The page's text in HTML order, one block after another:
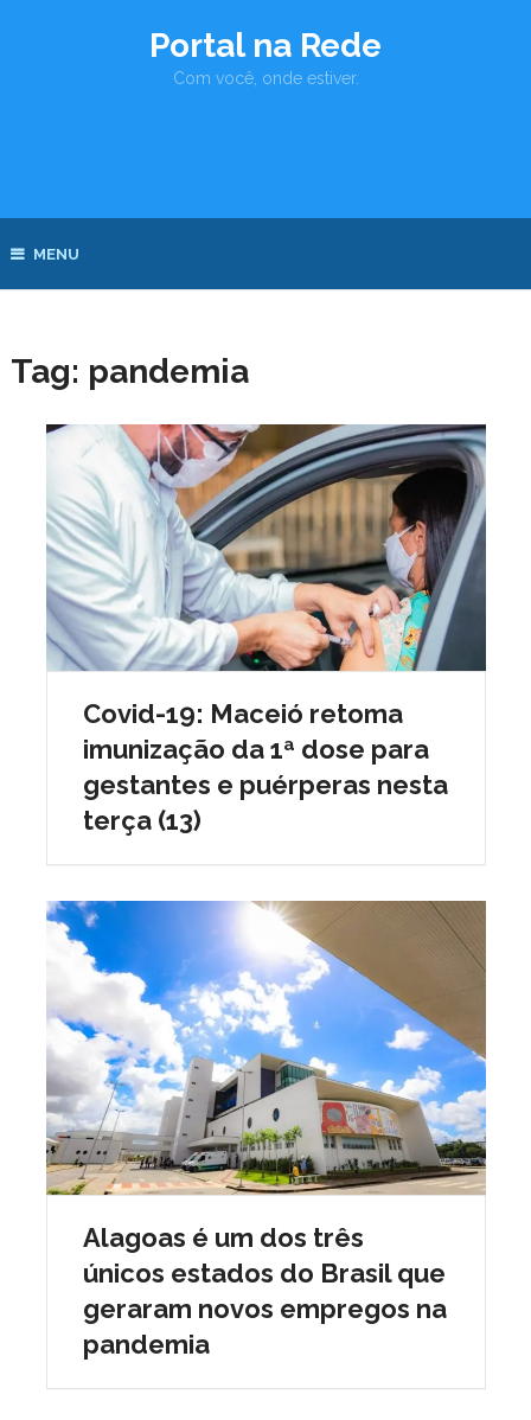
Portal na Rede
Com você, onde estiver.
MENU
Tag: pandemia
Covid-19: Maceió retoma
imunização da 1ª dose para
gestantes e puérperas nesta
terça (13)
Alagoas é um dos três
únicos estados do Brasil que
geraram novos empregos na
pandemia